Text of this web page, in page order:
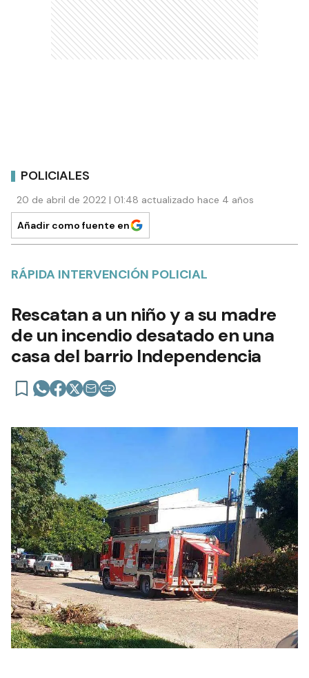
POLICIALES
20 de abril de 2022 | 01:48 actualizado hace 4 años
Añadir como fuente en
RÁPIDA INTERVENCIÓN POLICIAL
Rescatan a un niño y a su madre
de un incendio desatado en una
casa del barrio Independencia